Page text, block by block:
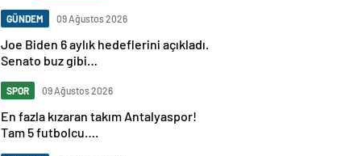
GÜNDEM 09 Ağustos 2026
Joe Biden 6 aylık hedeflerini açıkladı.
Senato buz gibi…
SPOR 09 Ağustos 2026
En fazla kızaran takım Antalyaspor!
Tam 5 futbolcu….